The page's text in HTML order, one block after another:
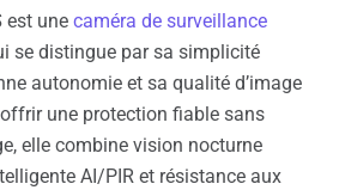
est une caméra de surveillance
se distingue par sa simplicité
autonomie et sa qualité d’image
une protection fiable sans
elle combine vision nocturne
AI/PIR et résistance aux